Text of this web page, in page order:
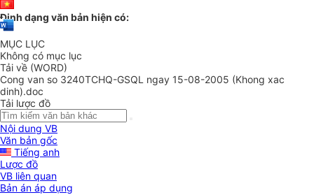
Định dạng văn bản hiện có:
MỤC LỤC
Không có mục lục
Tải về (WORD)
Cong van so 3240TCHQ-GSQL ngay 15-08-2005 (Khong xac
dinh).doc
Tải lược đồ
Nội dung VB
Văn bản gốc
Tiếng anh
Lược đồ
VB liên quan
Bản án áp dụng